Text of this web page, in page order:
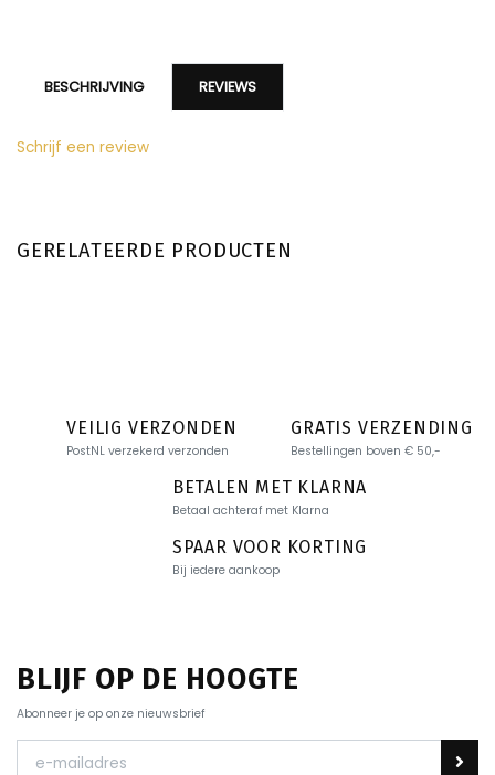
BESCHRIJVING REVIEWS
Schrijf een review
GERELATEERDE PRODUCTEN
VEILIG VERZONDEN
PostNL verzekerd verzonden
GRATIS VERZENDING
Bestellingen boven € 50,-
BETALEN MET KLARNA
Betaal achteraf met Klarna
SPAAR VOOR KORTING
Bij iedere aankoop
BLIJF OP DE HOOGTE
Abonneer je op onze nieuwsbrief